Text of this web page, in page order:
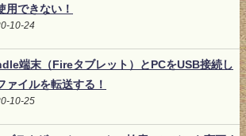
用できない！
10-24
端末（Fireタブレット）とPCをUSB接続し
ァイルを転送する！
10-25